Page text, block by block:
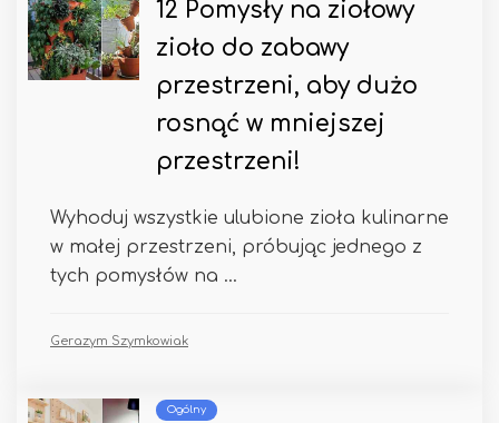
12 Pomysły na ziołowy
zioło do zabawy
przestrzeni, aby dużo
rosnąć w mniejszej
przestrzeni!
Wyhoduj wszystkie ulubione zioła kulinarne
w małej przestrzeni, próbując jednego z
tych pomysłów na ...
Gerazym Szymkowiak
Ogólny